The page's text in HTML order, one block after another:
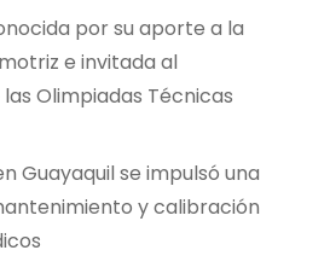
por su aporte a la
e invitada al
Olimpiadas Técnicas
Guayaquil se impulsó una
y calibración